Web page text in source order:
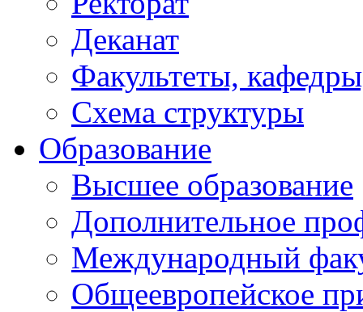
Деканат
Факультеты,
Схема структуры
Образование
Высшее образование
Дополнительное
Международный
Общеевропейское